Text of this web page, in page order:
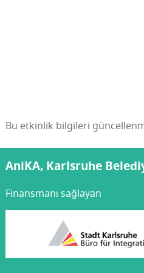
Bu etkinlik bilgileri
AniKA, Karlsruhe
Finansmanı sağlayan